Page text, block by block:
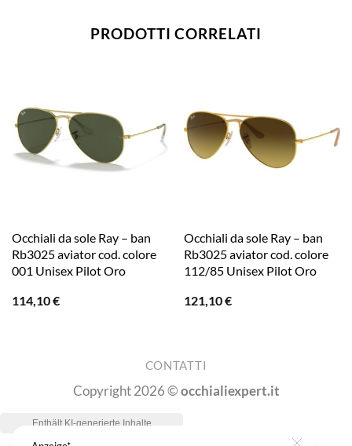
PRODOTTI CORRELATI
Occhiali da sole Ray – ban
Rb3025 aviator cod. colore
001 Unisex Pilot Oro
114,10€
Occhiali da sole Ray – ban
Rb3025 aviator cod. colore
112/85 Unisex Pilot Oro
121,10€
CONTATTI
Copyright 2026 ©occhialiexpert.it